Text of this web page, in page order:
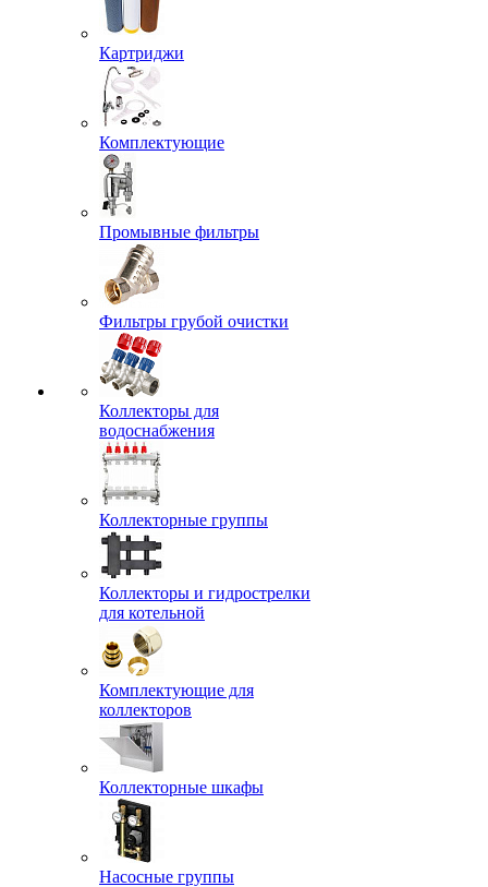
Картриджи
Комплектующие
Промывные фильтры
Фильтры грубой очистки
Коллекторы для
водоснабжения
Коллекторные группы
Коллекторы и гидрострелки
для котельной
Комплектующие для
коллекторов
Коллекторные шкафы
Насосные группы